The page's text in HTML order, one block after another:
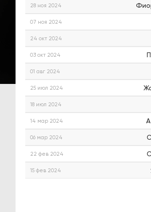
28 ноя 2024
07 ноя 2024
24 окт 2024
03 окт 2024
01 авг 2024
25 июл 2024
18 июл 2024
14 мар 2024
06 мар 2024
22 фев 2024
15 фев 2024